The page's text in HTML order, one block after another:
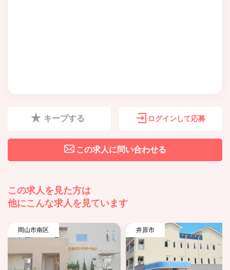
キープする ログインして応募
この求人に問い合わせる
この求人を見た方は
他にこんな求人を見ています
岡山市南区 井原市